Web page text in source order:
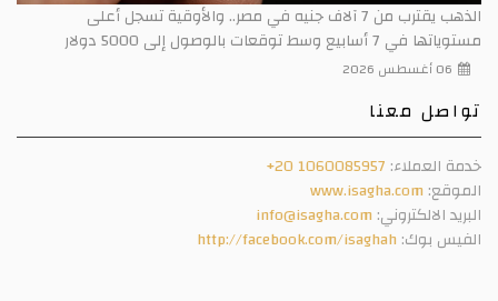
الذهب يقترب من 7 آلاف جنيه في مصر.. والأوقية تسجل أعلى
مستوياتها في 7 أسابيع وسط توقعات بالوصول إلى 5000 دولار
06 أغسطس 2026
تواصل معنا
خدمة العملاء: +20 1060085957
الموقع: www.isagha.com
البريد الالكتروني: info@isagha.com
الفيس بوك: http://facebook.com/isaghah